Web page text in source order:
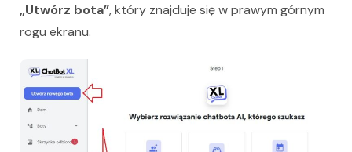
„Utwórz bota”, który znajduje się w prawym górnym
rogu ekranu.